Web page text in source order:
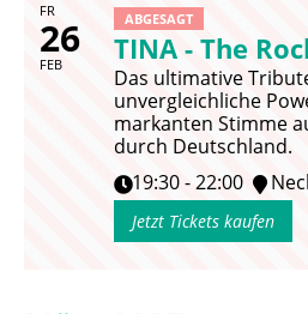
FR
26
FEB
ABGESAGT
TINA - The
Das ultimative
unvergleichliche
markanten Stimme
durch Deutschland.
19:30 - 22:00
Jetzt Tickets kaufen